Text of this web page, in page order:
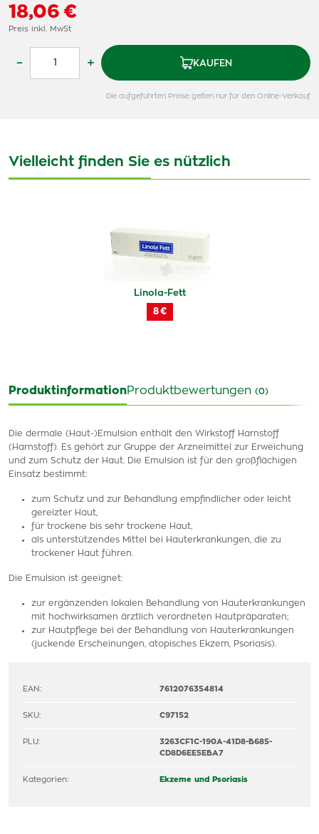
18,06 €
Preis inkl. MwSt
– + KAUFEN
Die aufgeführten Preise gelten nur für den Online-Verkauf
Vielleicht finden Sie es nützlich
Linola-Fett
8 €
ProduktinformationProduktbewertungen (0)
Die dermale (Haut-)Emulsion enthält den Wirkstoff Harnstoff
(Harnstoff). Es gehört zur Gruppe der Arzneimittel zur Erweichung
und zum Schutz der Haut. Die Emulsion ist für den großflächigen
Einsatz bestimmt:
zum Schutz und zur Behandlung empfindlicher oder leicht
gereizter Haut,
für trockene bis sehr trockene Haut,
als unterstützendes Mittel bei Hauterkrankungen, die zu
trockener Haut führen.
Die Emulsion ist geeignet:
zur ergänzenden lokalen Behandlung von Hauterkrankungen
mit hochwirksamen ärztlich verordneten Hautpräparaten;
zur Hautpflege bei der Behandlung von Hauterkrankungen
(juckende Erscheinungen, atopisches Ekzem, Psoriasis).
EAN: 7612076354814
SKU: C97152
PLU:
3263CF1C-190A-41D8-B685-
CD8D6EE5EBA7
Kategorien: Ekzeme und Psoriasis